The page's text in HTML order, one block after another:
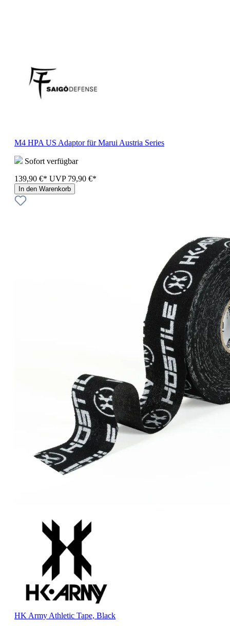
M4 HPA US Adaptor für Marui Austria Series
Sofort verfügbar
139,90 €* UVP 79,90 €*
In den Warenkorb
HK Army Athletic Tape, Black